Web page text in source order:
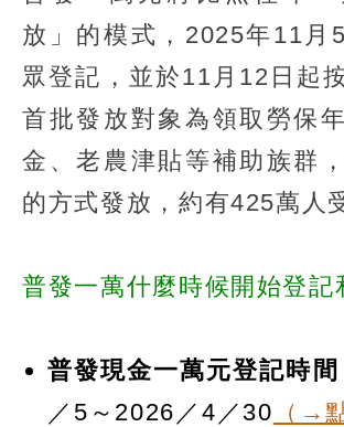
放」的模式，2025年11月
眾登記，並於11月12日起
首批發放對象為領取勞保
金、老農津貼等補助族群
的方式發放，約有425萬人
普發一萬什麼時候開始登記
普發現金一萬元登記時間
／5～2026／4／30 （→